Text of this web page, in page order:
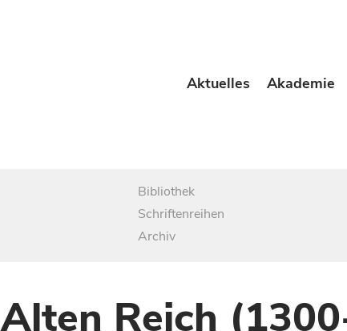
Aktuelles Akademie
Bibliothek
Schriftenreihen
Archiv
Reich